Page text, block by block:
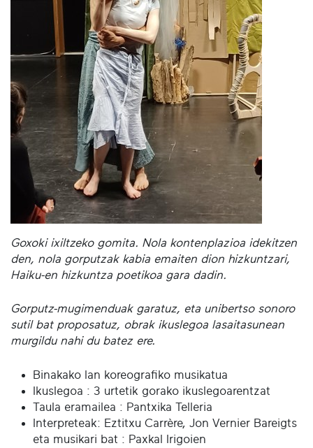
Goxoki ixiltzeko gomita. Nola kontenplazioa idekitzen
den, nola gorputzak kabia emaiten dion hizkuntzari,
Haiku-en hizkuntza poetikoa gara dadin.
Gorputz-mugimenduak garatuz, eta unibertso sonoro
sutil bat proposatuz, obrak ikuslegoa lasaitasunean
murgildu nahi du batez ere.
Binakako lan koreografiko musikatua
Ikuslegoa : 3 urtetik gorako ikuslegoarentzat
Taula eramailea : Pantxika Telleria
Interpreteak: Eztitxu Carrère, Jon Vernier Bareigts
eta musikari bat : Paxkal Irigoien